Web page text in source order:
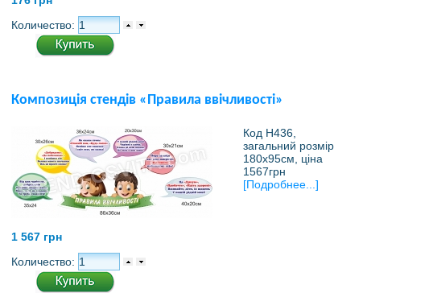
Количество:
Композиція стендів «Правила ввічливості»
Код Н436,
загальний розмір
180х95см, ціна
1567грн
[Подробнее...]
1 567 грн
Количество: